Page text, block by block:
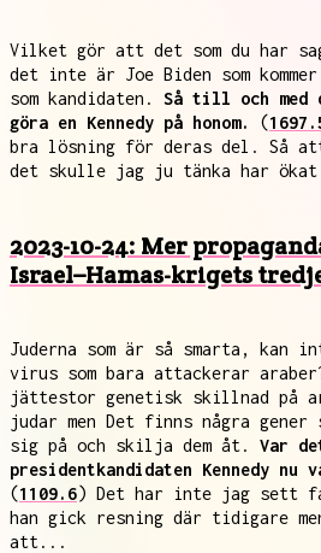
Vilket gör att det som du har
det inte är Joe Biden som
som kandidaten. Så till och med
göra en Kennedy på honom.
(
bra lösning för deras del. Så
det skulle jag ju tänka har ökat
2023-10-24: Mer
Israel–Hamas-krigets
Juderna som är så smarta, kan
virus som bara attackerar
jättestor genetisk skillnad på
judar men Det finns några gener
sig på och skilja dem åt. Var
presidentkandidaten Kennedy nu
(1109.6) Det har inte jag sett
han gick resning där tidigare
att...